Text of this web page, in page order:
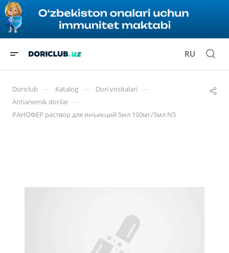
RU
Doriclub — Katalog — Dori vositalari —
Antianemik dorilar —
РАНОФЕР раствор для инъекций 5мл 100мг/5мл N5